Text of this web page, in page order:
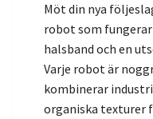
Möt din nya
robot som
halsband och en
Varje robot är
kombinerar
organiska texturer